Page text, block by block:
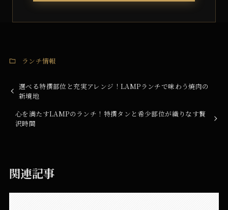
ランチ情報
選べる特撰部位と充実アレンジ！LAMPランチで味わう焼肉の
新境地
心を満たすLAMPのランチ！特撰タンと希少部位が織りなす贅
沢時間
関連記事